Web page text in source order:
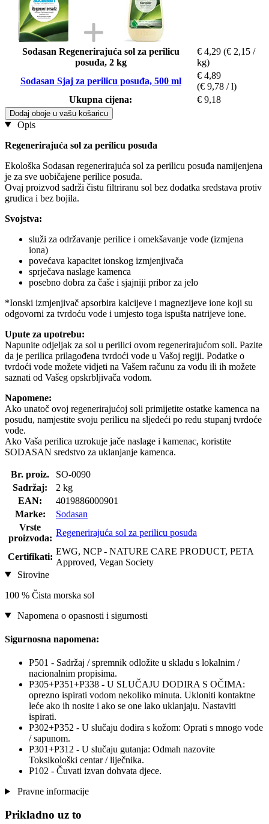
Sodasan Regenerirajuća sol za perilicu
posuđa, 2 kg
€ 4,29 (€ 2,15 /
kg)
Sodasan Sjaj za perilicu posuđa, 500 ml
€ 4,89
(€ 9,78 / l)
Ukupna cijena:
€ 9,18
Dodaj oboje u vašu košaricu
Opis
Regenerirajuća sol za perilicu posuđa
Ekološka Sodasan regenerirajuća sol za perilicu posuđa namijenjena
je za sve uobičajene perilice posuđa.
Ovaj proizvod sadrži čistu filtriranu sol bez dodatka sredstava protiv
grudica i bez bojila.
Svojstva:
služi za održavanje perilice i omekšavanje vode (izmjena
iona)
povećava kapacitet ionskog izmjenjivača
sprječava naslage kamenca
posebno dobra za čaše i sjajniji pribor za jelo
*Ionski izmjenjivač apsorbira kalcijeve i magnezijeve ione koji su
odgovorni za tvrdoću vode i umjesto toga ispušta natrijeve ione.
Upute za upotrebu:
Napunite odjeljak za sol u perilici ovom regenerirajućom soli. Pazite
da je perilica prilagođena tvrdoći vode u Vašoj regiji. Podatke o
tvrdoći vode možete vidjeti na Vašem računu za vodu ili ih možete
saznati od Vašeg opskrbljivača vodom.
Napomene:
Ako unatoč ovoj regenerirajućoj soli primijetite ostatke kamenca na
posuđu, namjestite svoju perilicu na sljedeći po redu stupanj tvrdoće
vode.
Ako Vaša perilica uzrokuje jače naslage i kamenac, koristite
SODASAN sredstvo za uklanjanje kamenca.
Br. proiz.
SO-0090
Sadržaj:
2 kg
EAN:
4019886000901
Marke:
Sodasan
Vrste
proizvoda:
Regenerirajuća sol za perilicu posuđa
Certifikati:
EWG, NCP - NATURE CARE PRODUCT, PETA
Approved, Vegan Society
Sirovine
100 % Čista morska sol
Napomena o opasnosti i sigurnosti
Sigurnosna napomena:
P501 - Sadržaj / spremnik odložite u skladu s lokalnim /
nacionalnim propisima.
P305+P351+P338 - U SLUČAJU DODIRA S OČIMA:
oprezno ispirati vodom nekoliko minuta. Ukloniti kontaktne
leće ako ih nosite i ako se one lako uklanjaju. Nastaviti
ispirati.
P302+P352 - U slučaju dodira s kožom: Oprati s mnogo vode
/ sapunom.
P301+P312 - U slučaju gutanja: Odmah nazovite
Toksikološki centar / liječnika.
P102 - Čuvati izvan dohvata djece.
Pravne informacije
Prikladno uz to